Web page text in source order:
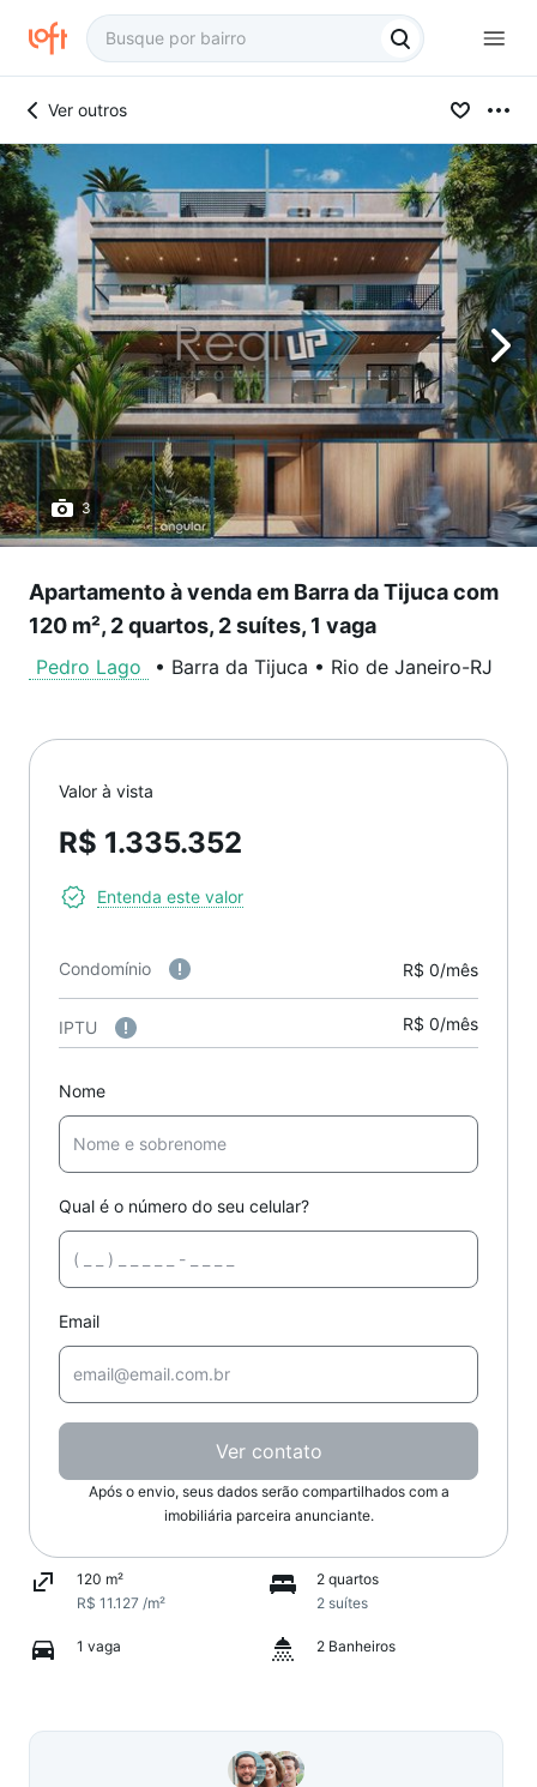
Ver outros
3
Apartamento à venda em Barra da Tijuca com
120 m², 2 quartos, 2 suítes, 1 vaga
Pedro Lago • Barra da Tijuca • Rio de Janeiro-RJ
Valor à vista
R$ 1.335.352
Entenda este valor
Condomínio R$ 0/mês
IPTU R$ 0/mês
Nome
Qual é o número do seu celular?
Email
Ver contato
Após o envio, seus dados serão compartilhados com a
imobiliária parceira anunciante.
120 m²
R$ 11.127 /m²
2 quartos
2 suítes
1 vaga 2 Banheiros